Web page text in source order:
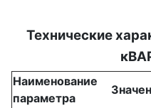
Технические
Наименование
параметра